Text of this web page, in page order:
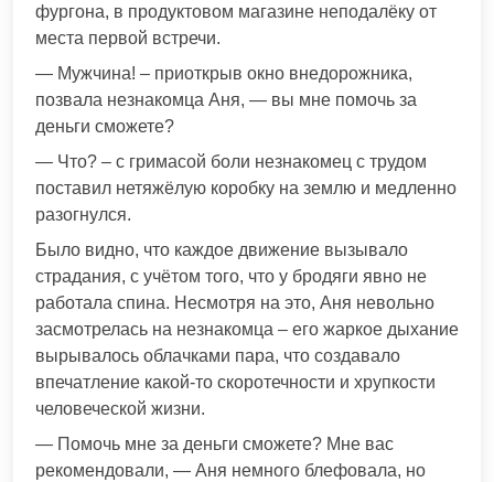
фургона, в продуктовом магазине неподалёку от
места первой встречи.
— Мужчина! – приоткрыв окно внедорожника,
позвала незнакомца Аня, — вы мне помочь за
деньги сможете?
— Что? – с гримасой боли незнакомец с трудом
поставил нетяжёлую коробку на землю и медленно
разогнулся.
Было видно, что каждое движение вызывало
страдания, с учётом того, что у бродяги явно не
работала спина. Несмотря на это, Аня невольно
засмотрелась на незнакомца – его жаркое дыхание
вырывалось облачками пара, что создавало
впечатление какой-то скоротечности и хрупкости
человеческой жизни.
— Помочь мне за деньги сможете? Мне вас
рекомендовали, — Аня немного блефовала, но